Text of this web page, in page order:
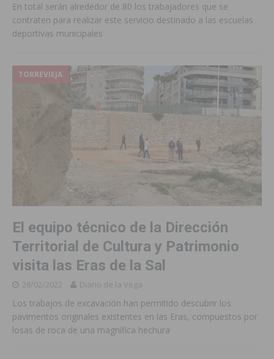
En total serán alrededor de 80 los trabajadores que se
contraten para realizar este servicio destinado a las escuelas
deportivas municipales
TORREVIEJA
El equipo técnico de la Dirección
Territorial de Cultura y Patrimonio
visita las Eras de la Sal
28/02/2022 Diario de la Vega
Los trabajos de excavación han permitido descubrir los
pavimentos originales existentes en las Eras, compuestos por
losas de roca de una magnífica hechura